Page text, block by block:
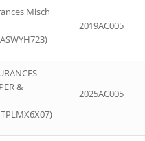
Misch
2019AC005
&
2025AC005